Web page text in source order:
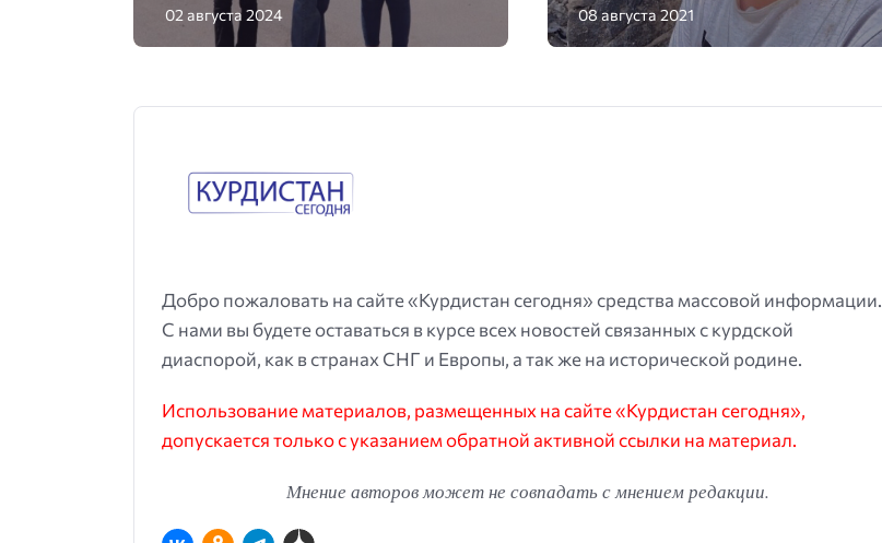
02 августа 2024 08 августа 2021
Добро пожаловать на сайте «Курдистан сегодня» средства массовой информации.
С нами вы будете оставаться в курсе всех новостей связанных с курдской
диаспорой, как в странах СНГ и Европы, а так же на исторической родине.
Использование материалов, размещенных на сайте «Курдистан сегодня»,
допускается только с указанием обратной активной ссылки на материал.
Мнение авторов может не совпадать с мнением редакции.